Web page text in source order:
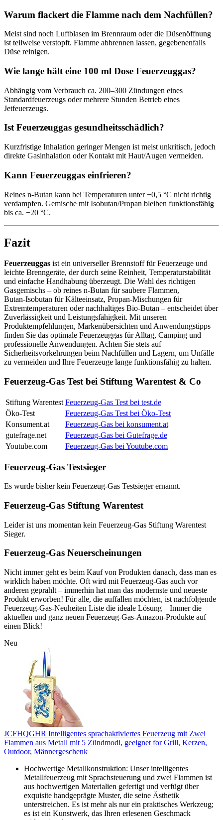
Warum flackert die Flamme nach dem Nachfüllen?
Meist sind noch Luftblasen im Brennraum oder die Düsenöffnung
ist teilweise verstopft. Flamme abbrennen lassen, gegebenenfalls
Düse reinigen.
Wie lange hält eine 100 ml Dose Feuerzeuggas?
Abhängig vom Verbrauch ca. 200–300 Zündungen eines
Standardfeuerzeugs oder mehrere Stunden Betrieb eines
Jetfeuerzeugs.
Ist Feuerzeuggas gesundheitsschädlich?
Kurzfristige Inhalation geringer Mengen ist meist unkritisch, jedoch
direkte Gasinhalation oder Kontakt mit Haut/Augen vermeiden.
Kann Feuerzeuggas einfrieren?
Reines n‑Butan kann bei Temperaturen unter −0,5 °C nicht richtig
verdampfen. Gemische mit Isobutan/Propan bleiben funktionsfähig
bis ca. −20 °C.
Fazit
Feuerzeuggas ist ein universeller Brennstoff für Feuerzeuge und
leichte Brenngeräte, der durch seine Reinheit, Temperaturstabilität
und einfache Handhabung überzeugt. Die Wahl des richtigen
Gasgemischs – ob reines n‑Butan für saubere Flammen,
Butan‑Isobutan für Kälteeinsatz, Propan‑Mischungen für
Extremtemperaturen oder nachhaltiges Bio‑Butan – entscheidet über
Zuverlässigkeit und Leistungsfähigkeit. Mit unseren
Produktempfehlungen, Markenübersichten und Anwendungstipps
finden Sie das optimale Feuerzeuggas für Alltag, Camping und
professionelle Anwendungen. Achten Sie stets auf
Sicherheitsvorkehrungen beim Nachfüllen und Lagern, um Unfälle
zu vermeiden und Ihre Feuerzeuge lange funktionsfähig zu halten.
Feuerzeug-Gas Test bei Stiftung Warentest & Co
Stiftung Warentest Feuerzeug-Gas Test bei test.de
Öko-Test
Feuerzeug-Gas Test bei Öko-Test
Konsument.at
Feuerzeug-Gas bei konsument.at
gutefrage.net
Feuerzeug-Gas bei Gutefrage.de
Youtube.com
Feuerzeug-Gas bei Youtube.com
Feuerzeug-Gas Testsieger
Es wurde bisher kein Feuerzeug-Gas Testsieger ernannt.
Feuerzeug-Gas Stiftung Warentest
Leider ist uns momentan kein Feuerzeug-Gas Stiftung Warentest
Sieger.
Feuerzeug-Gas Neuerscheinungen
Nicht immer geht es beim Kauf von Produkten danach, dass man es
wirklich haben möchte. Oft wird mit Feuerzeug-Gas auch vor
anderen geprahlt – immerhin hat man das modernste und neueste
Produkt erworben! Für alle, die auffallen möchten, ist nachfolgende
Feuerzeug-Gas-Neuheiten Liste die ideale Lösung – Immer die
aktuellen und ganz neuen Feuerzeug-Gas-Amazon-Produkte auf
einen Blick!
Neu
JCFHQGHR Intelligentes sprachaktiviertes Feuerzeug mit Zwei
Flammen aus Metall mit 5 Zündmodi, geeignet for Grill, Kerzen,
Outdoor, Männergeschenk
Hochwertige Metallkonstruktion: Unser intelligentes
Metallfeuerzeug mit Sprachsteuerung und zwei Flammen ist
aus hochwertigen Materialien gefertigt und verfügt über
exquisite handgeprägte Muster, die seine Ästhetik
unterstreichen. Es ist mehr als nur ein praktisches Werkzeug;
es ist ein Kunstwerk, das Ihren erlesenen Geschmack